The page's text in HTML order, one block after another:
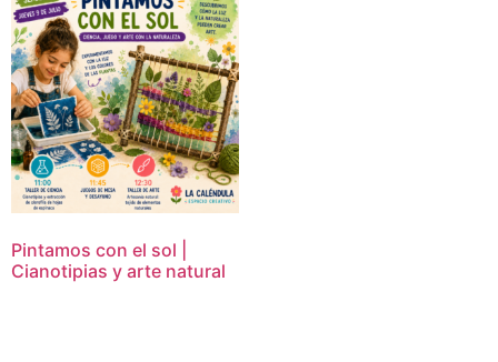
Pintamos con el sol |
Cianotipias y arte natural